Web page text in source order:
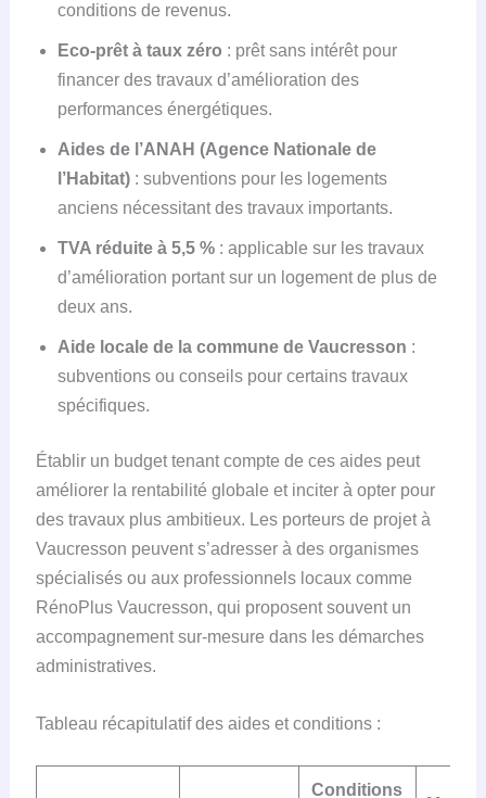
conditions de revenus.
Eco-prêt à taux zéro : prêt sans intérêt pour
financer des travaux d’amélioration des
performances énergétiques.
Aides de l’ANAH (Agence Nationale de
l’Habitat): subventions pour les logements
anciens nécessitant des travaux importants.
TVA réduite à 5,5 %: applicable sur les travaux
d’amélioration portant sur un logement de plus de
deux ans.
Aide locale de la commune de Vaucresson :
subventions ou conseils pour certains travaux
spécifiques.
Établir un budget tenant compte de ces aides peut
améliorer la rentabilité globale et inciter à opter pour
des travaux plus ambitieux. Les porteurs de projet à
Vaucresson peuvent s’adresser à des organismes
spécialisés ou aux professionnels locaux comme
RénoPlus Vaucresson, qui proposent souvent un
accompagnement sur-mesure dans les démarches
administratives.
Tableau récapitulatif des aides et conditions :
Conditions